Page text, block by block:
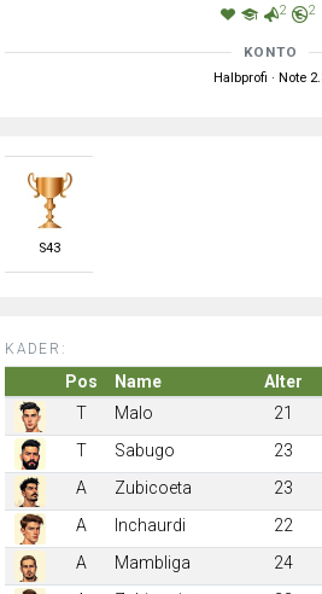
2 2
KONTO
Halbprofi · Note
S43
KADER:
Pos Name Alter
T
Malo 21
T
Sabugo 23
A
Zubicoeta 23
A
Inchaurdi 22
A
Mambliga 24